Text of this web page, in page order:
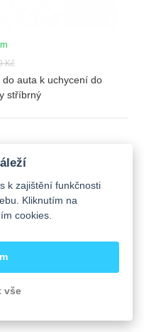
Kč
auta k uchycení do
stříbrný
k zajištění funkčnosti
Kliknutím na
cookies.
vše